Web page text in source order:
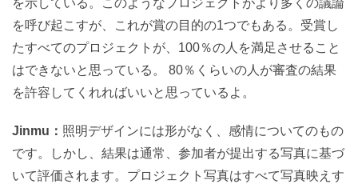
を示している。このようなプロジェクトがより多くの議論
を呼び起こすが、これが賞の目的の1つでもある。受賞し
たすべてのプロジェクトが、100％の人を満足させること
はできないと思っている。 80％くらいの人が審査の結果
を許容してくれればいいと思っているよ。
Jinmu： 照明デザインには形がなく、感情についてのもの
です。しかし、結果は通常、参加者が提出する写真に基づ
いて評価されます。プロジェクト写真はすべて写真映えす